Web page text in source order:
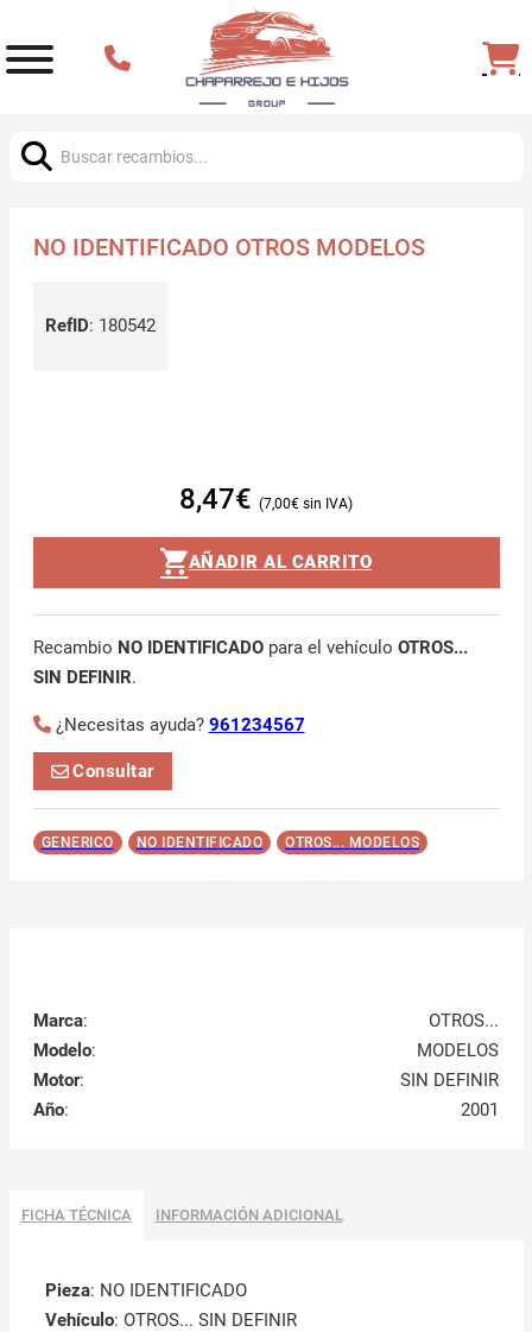
NO IDENTIFICADO OTROS MODELOS
RefID: 180542
8,47€ 7,00€
AÑADIR AL CARRITO
Recambio NO IDENTIFICADOpara el vehículo OTROS...
SIN DEFINIR.
¿Necesitas ayuda? 961234567
Consultar
GENERICO NO IDENTIFICADO OTROS... MODELOS
Marca:
OTROS...
Modelo:
MODELOS
Motor:
SIN DEFINIR
Año: 2001
FICHA TÉCNICA INFORMACIÓN ADICIONAL
Pieza: NO IDENTIFICADO
Vehículo: OTROS... SIN DEFINIR